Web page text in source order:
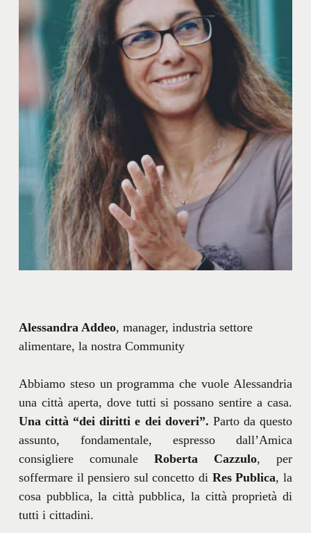
Alessandra Addeo, manager, industria settore
alimentare, la nostra Community
Abbiamo steso un programma che vuole Alessandria
una città aperta, dove tutti si possano sentire a casa.
Una città “dei diritti e dei doveri”. Parto da questo
assunto, fondamentale, espresso dall’Amica
consigliere comunale Roberta Cazzulo, per
soffermare il pensiero sul concetto di Res Publica, la
cosa pubblica, la città pubblica, la città proprietà di
tutti i cittadini.